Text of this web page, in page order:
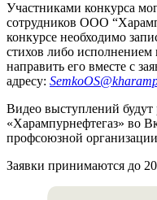
Участниками конкурса
сотрудников ООО
конкурсе необходимо
стихов либо
направить его вместе с
адресу:
Видео выступлений
«Харампурнефтегаз» во
профсоюзной
Заявки принимаются до